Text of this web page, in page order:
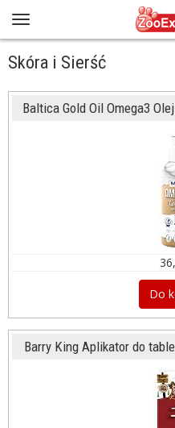
Skóra i Sierść
Baltica Gold Oil Omega3
Do
Barry King Aplikator do